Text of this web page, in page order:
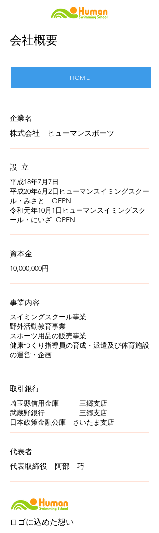
​会社概要
HOME
​企業名
​株式会社 ヒューマンスポーツ
​設 立
​平成18年7月7日
平成20年6月2日ヒューマンスイミングスクー
ル・みさと OEPN
​令和元年10月1日ヒューマンスイミングスク
ール・にいざ OPEN
​資本金
​10,000,000円
​事業内容
スイミングスクール事業
野外活動教育事業
スポーツ用品の販売事業
​健康つくり指導員の育成・派遣及び体育施設
の運営・企画
​取引銀行
埼玉縣信用金庫 三郷支店
武蔵野銀行 三郷支店
​日本政策金融公庫 さいたま支店
​代表者
​代表取締役 阿部 巧
​ロゴに込めた想い